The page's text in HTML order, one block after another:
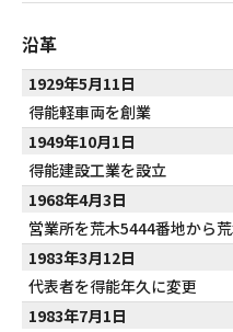
沿革
1929年5月11日
得能軽車両を創業
1949年10月1日
得能建設工業を設立
1968年4月3日
営業所を荒木5444番地から
1983年3月12日
代表者を得能年久に変更
1983年7月1日